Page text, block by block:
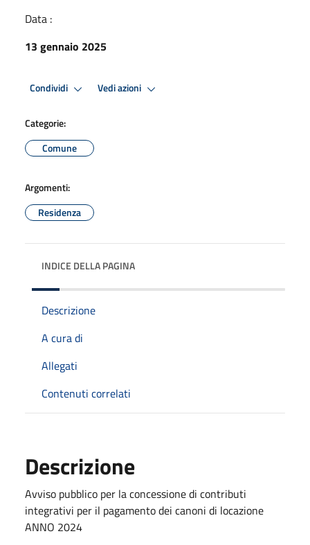
Data :
13 gennaio 2025
Condividi Vedi azioni
Categorie:
Comune
Argomenti:
Residenza
INDICE DELLA PAGINA
Descrizione
A cura di
Allegati
Contenuti correlati
Descrizione
Avviso pubblico per la concessione di contributi
integrativi per il pagamento dei canoni di locazione
ANNO 2024